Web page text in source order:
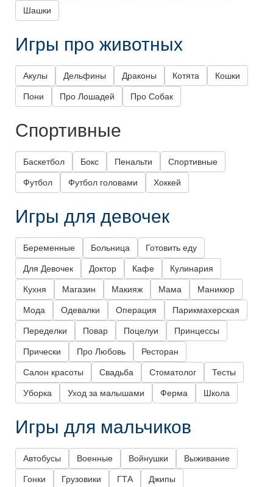
Шашки
Игры про животных
Акулы Дельфины Драконы Котята Кошки
Пони Про Лошадей Про Собак
Спортивные
Баскетбол Бокс Пенальти Спортивные
Футбол Футбол головами Хоккей
Игры для девочек
Беременные Больница Готовить еду
Для Девочек Доктор Кафе Кулинария
Кухня Магазин Макияж Мама Маникюр
Мода Одевалки Операция Парикмахерская
Переделки Повар Поцелуи Принцессы
Прически Про Любовь Ресторан
Салон красоты Свадьба Стоматолог Тесты
Уборка Уход за малышами Ферма Школа
Игры для мальчиков
Автобусы Военные Войнушки Выживание
Гонки Грузовики ГТА Джипы